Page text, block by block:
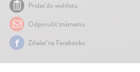
Pridať do wishlistu
Odporučiť známemu
Zdielať na Facebooku